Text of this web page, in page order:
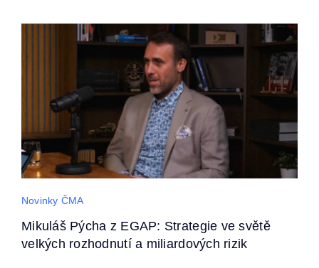
Novinky ČMA
Mikuláš Pýcha z EGAP: Strategie ve světě
velkých rozhodnutí a miliardových rizik